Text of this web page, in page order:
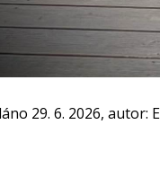
29. 6. 2026, autor: